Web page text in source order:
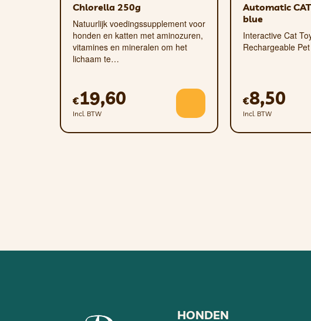
Chlorella 250g
Natuurlijk voedingssupplement voor
honden en katten met aminozuren,
vitamines en mineralen om het
lichaam te…
€19,60
Incl. BTW
Automatic
blue
Interactive Cat
Rechargeable Pet
€8,50
Incl. BTW
HONDEN